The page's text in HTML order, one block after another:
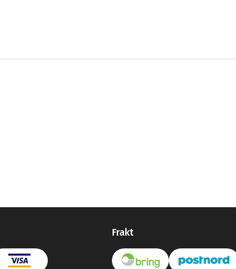
Frakt